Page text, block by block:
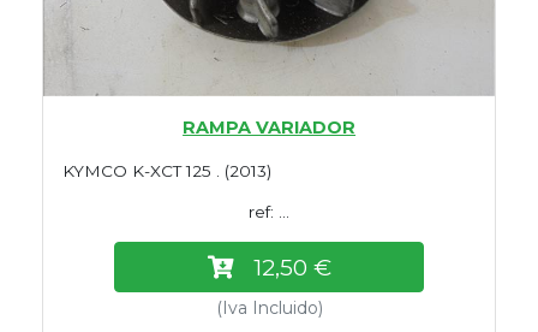
RAMPA VARIADOR
KYMCO K-XCT 125 . (2013)
ref: ...
12,50 €
(Iva Incluido)